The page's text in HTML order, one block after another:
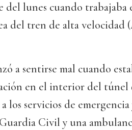
lunes cuando trabajaba
del tren de alta velocidad
a sentirse mal cuando
en el interior del túnel
los servicios de
Civil y una